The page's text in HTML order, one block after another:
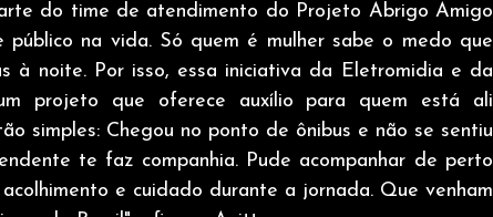
do time de atendimento do Projeto Abrigo Amigo
na vida. Só quem é mulher sabe o medo que
à noite. Por isso, essa iniciativa da Eletromidia e da
projeto que oferece auxílio para quem está ali
simples: Chegou no ponto de ônibus e não se sentiu
te faz companhia. Pude acompanhar de perto
e cuidado durante a jornada. Que venham